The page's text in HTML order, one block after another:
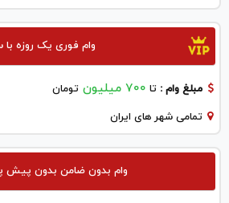
وام فوری یک روزه
مبلغ وام : تا 700 میلیون تومان
تمامی شهر های ایران
وام بدون ضامن بدون پیش